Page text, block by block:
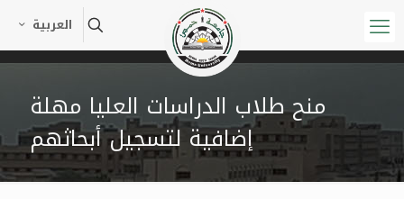
العربية
منح طلاب الدراسات العليا مهلة
إضافية لتسجيل أبحاثهم